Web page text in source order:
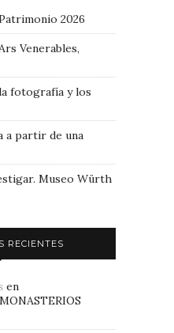
2026
Venerables,
fotografía y los
a partir de una
Museo Würth
RECIENTES
en